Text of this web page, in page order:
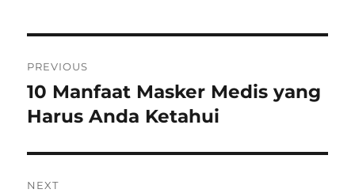
navigation
PREVIOUS
Previous
post:
10 Manfaat Masker Medis yang
Harus Anda Ketahui
NEXT